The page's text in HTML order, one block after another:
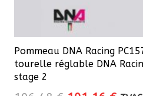
Pommeau DNA Racing
tourelle réglable DNA
stage 2